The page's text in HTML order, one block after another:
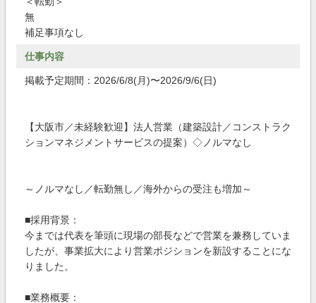
無
補足事項なし
仕事内容
掲載予定期間：2026/6/8(月)〜2026/9/6(日)
【大阪市／未経験歓迎】法人営業（建築設計／コンストラク
ションマネジメントサービスの提案）◇ノルマなし
～ノルマなし／転勤無し／海外からの受注も増加～
■採用背景：
今までは代表を筆頭に現場の部長などで営業を兼務していま
したが、事業拡大により営業ポジションを新設することにな
りました。
■業務概要：